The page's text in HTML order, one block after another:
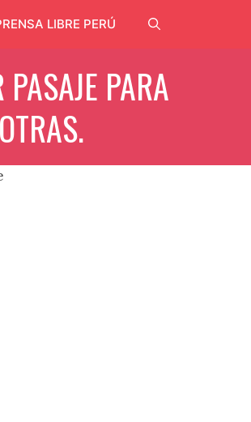
LIBRE PERÚ
PARA